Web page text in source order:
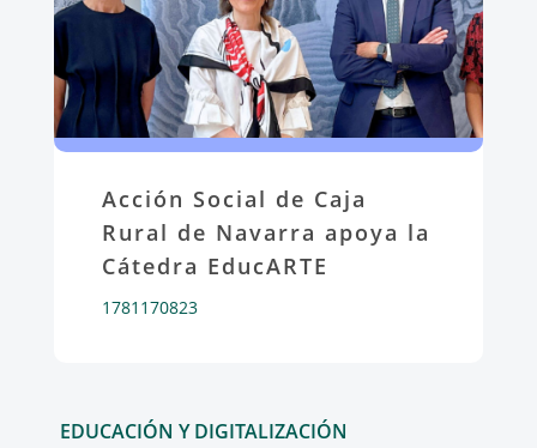
Acción Social de Caja
Rural de Navarra apoya la
Cátedra EducARTE
1781170823
EDUCACIÓN Y DIGITALIZACIÓN